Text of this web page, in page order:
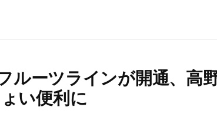
ルーツラインが開通、高
い便利に